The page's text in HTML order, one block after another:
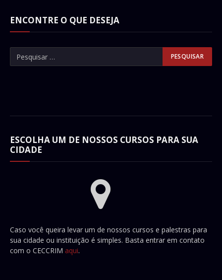
ENCONTRE O QUE DESEJA
ESCOLHA UM DE NOSSOS CURSOS PARA SUA
CIDADE
Caso você queira levar um de nossos cursos e palestras para
sua cidade ou instituição é simples. Basta entrar em contato
com o CECCRIM aqui.